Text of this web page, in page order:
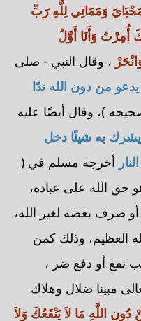
وَمَمَاتِي لِلَّهِ رَبِّ
وَبِذَلِكَ أُمِرْتُ وَأَنَا أَوَّلُ
، وقال النبي - صلى
من دون الله ندًا
)، وقال أيضًا عليه
يشرك به شيئًا دخل
أخرجه مسلم في (
حق الله على عباده،
صرف بعضه لغير الله،
العظيم، وذلك كمن
نفع أو دفع ضر ،
مبينا ضلال وهلاك
دُونِ اللَّهِ مَا لاَ يَنْفَعُكَ وَلاَ